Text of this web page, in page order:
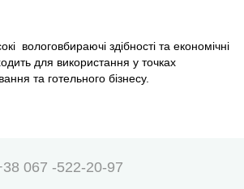
вологовбираючі здібності та економічні
для використання у точках
та готельного бізнесу.
067 -522-20-97